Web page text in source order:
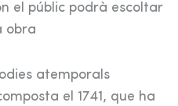
el públic podrà escoltar
obra
atemporals
el 1741, que ha